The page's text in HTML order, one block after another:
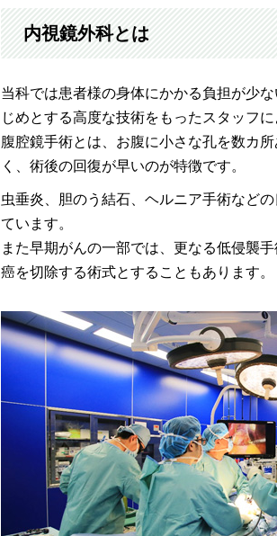
内視鏡外科とは
当科では患者様の身体にかかる負担が少
じめとする高度な技術をもったスタッフ
腹腔鏡手術とは、お腹に小さな孔を数カ
く、術後の回復が早いのが特徴です。
虫垂炎、胆のう結石、ヘルニア手術など
ています。
また早期がんの一部では、更なる低侵襲
癌を切除する術式とすることもあります。